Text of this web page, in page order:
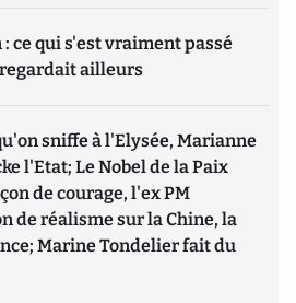
ce qui s'est vraiment passé
ailleurs
sniffe à l'Elysée, Marianne
l'Etat; Le Nobel de la Paix
de courage, l'ex PM
de réalisme sur la Chine, la
Marine Tondelier fait du